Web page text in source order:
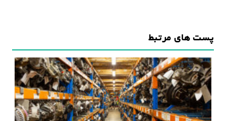
ن
و
ش
ت
ه
پست های مرتبط